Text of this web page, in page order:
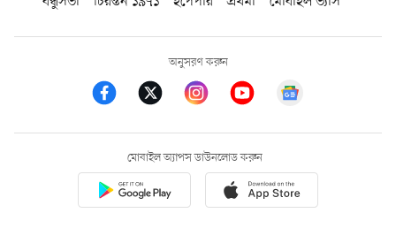
অনুসরণ করুন
মোবাইল অ্যাপস ডাউনলোড করুন